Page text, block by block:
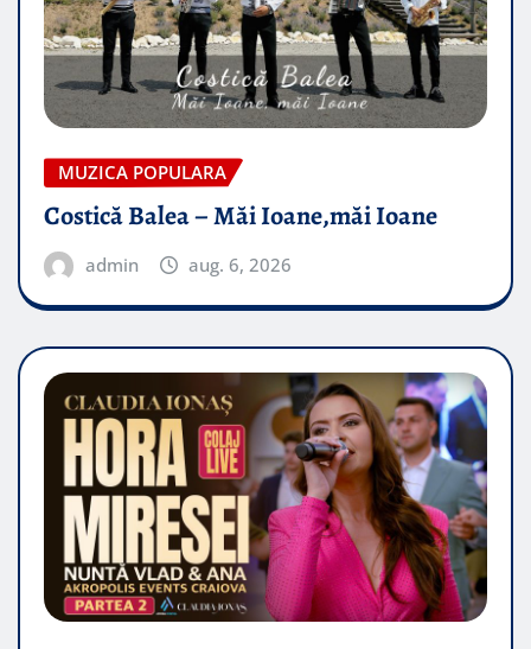
MUZICA POPULARA
Costică Balea – Măi Ioane,măi Ioane
admin aug. 6, 2026